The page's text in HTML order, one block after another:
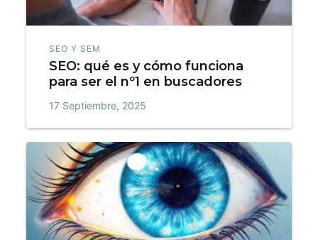
SEO Y SEM
SEO: qué es y cómo funciona
para ser el nº1 en buscadores
17 Septiembre, 2025